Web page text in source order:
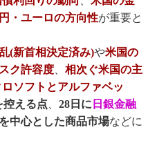
・ユーロの方向性が重要と
(新首相決定済み)や米国の
ク許容度、 相次ぐ米国の主
ソフトとアルファベッ
控える点、 28日に 日銀金融
中心とした商品市場などに